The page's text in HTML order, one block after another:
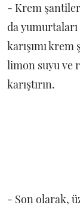
- Krem
da
karışımı
limon suyu ve
karıştırın.
- Son olarak,